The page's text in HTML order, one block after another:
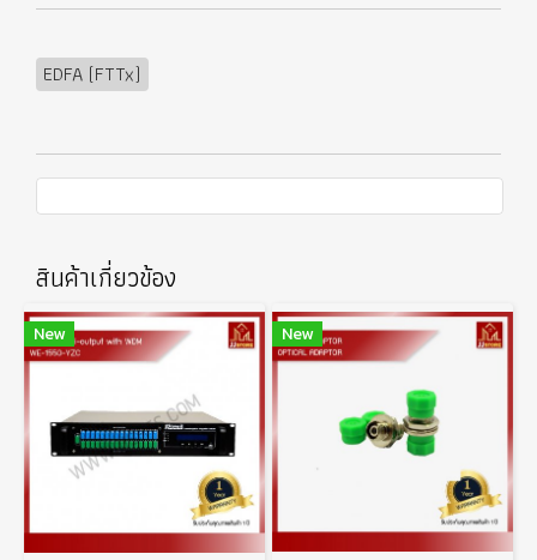
EDFA (FTTx)
สินค้าเกี่ยวข้อง
New New